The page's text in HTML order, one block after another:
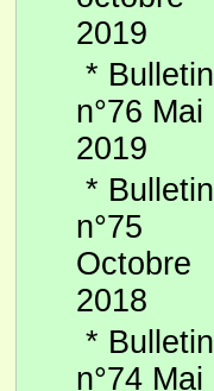
2019
* Bulletin
n°76 Mai
2019
* Bulletin
n°75
Octobre
2018
* Bulletin
n°74 Mai